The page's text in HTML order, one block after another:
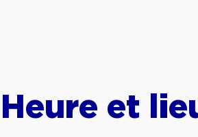
Heure et